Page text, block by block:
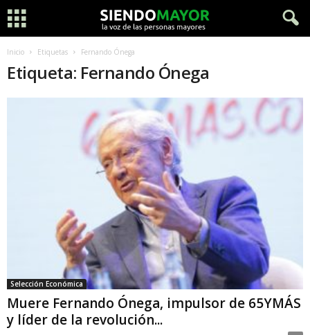
Inicio Etiquetas Fernando Ónega
Etiqueta: Fernando Ónega
Selección Económica
Muere Fernando Ónega, impulsor de 65YMÁS
y líder de la revolución...